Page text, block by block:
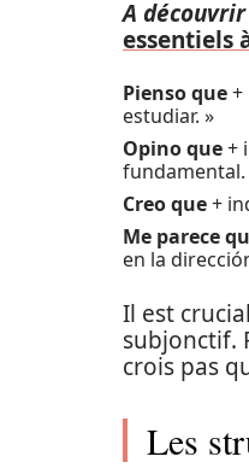
A
essentiels
Pienso que+
estudiar. »
Opino que+
fundamental.
Creo que+
Me parece
en la
Il est
subjonctif.
crois pas
Les